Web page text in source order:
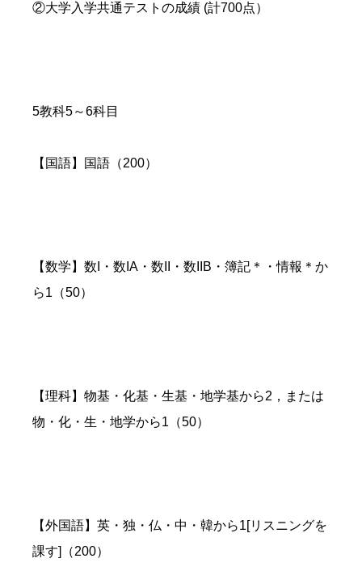
②大学入学共通テストの成績 (計700点）
5教科5～6科目
【国語】国語（200）
【数学】数I・数IA・数II・数IIB・簿記＊・情報＊か
ら1（50）
【理科】物基・化基・生基・地学基から2，または
物・化・生・地学から1（50）
【外国語】英・独・仏・中・韓から1[リスニングを
課す]（200）